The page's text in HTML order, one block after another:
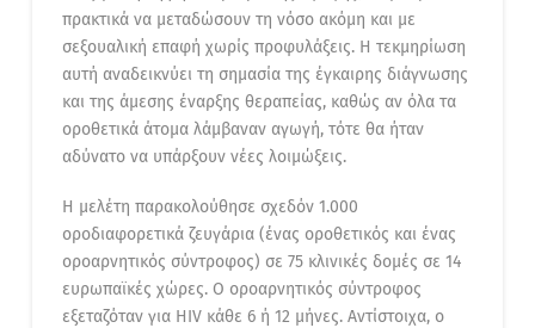
πρακτικά να μεταδώσουν τη νόσο ακόμη και με
σεξουαλική επαφή χωρίς προφυλάξεις. Η τεκμηρίωση
αυτή αναδεικνύει τη σημασία της έγκαιρης διάγνωσης
και της άμεσης έναρξης θεραπείας, καθώς αν όλα τα
οροθετικά άτομα λάμβαναν αγωγή, τότε θα ήταν
αδύνατο να υπάρξουν νέες λοιμώξεις.
H μελέτη παρακολούθησε σχεδόν 1.000
οροδιαφορετικά ζευγάρια (ένας οροθετικός και ένας
οροαρνητικός σύντροφος) σε 75 κλινικές δομές σε 14
ευρωπαϊκές χώρες. Ο οροαρνητικός σύντροφος
εξεταζόταν για HIV κάθε 6 ή 12 μήνες. Αντίστοιχα, ο